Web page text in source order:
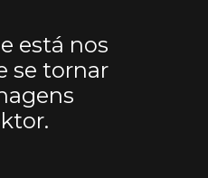
está nos
se tornar